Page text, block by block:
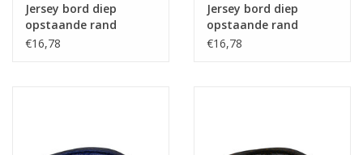
Jersey bord diep
opstaande rand
stapelbaar blauw
€16,78
Jersey bord diep
opstaande rand
stapelbaar oranje
€16,78